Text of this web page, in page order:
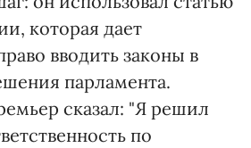
которая дает
вводить законы в
парламента.
сказал: "Я решил
по